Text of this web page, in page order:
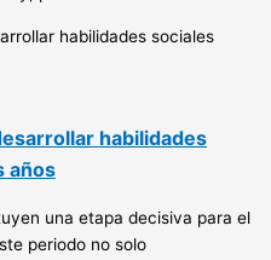
habilidades
años
una etapa decisiva para el
periodo no solo